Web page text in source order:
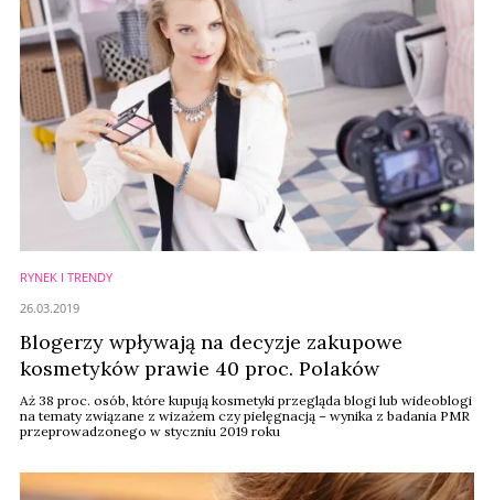
RYNEK I TRENDY
Blogerzy wpływają na decyzje zakupowe
kosmetyków prawie 40 proc. Polaków
Aż 38 proc. osób, które kupują kosmetyki przegląda blogi lub wideoblogi
na tematy związane z wizażem czy pielęgnacją – wynika z badania PMR
przeprowadzonego w styczniu 2019 roku
26.03.2019